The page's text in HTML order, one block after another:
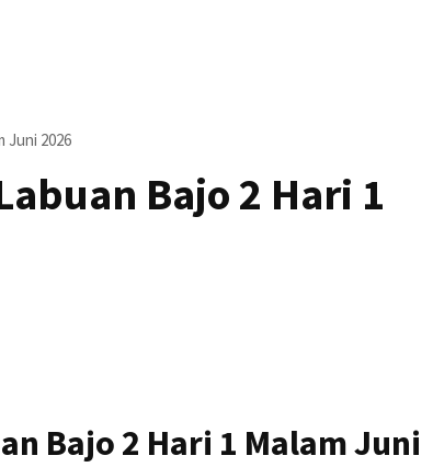
Juni 2026
Bajo 2 Hari 1
Bajo 2 Hari 1 Malam Juni